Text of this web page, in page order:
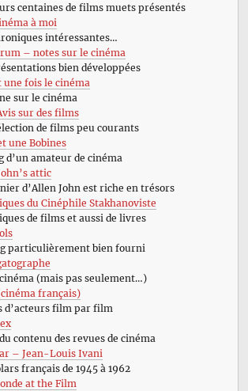
centaines de films muets présentés
à moi
intéressantes…
– notes sur le cinéma
bien développées
fois le cinéma
sur le cinéma
sur des films
de films peu courants
une Bobines
d’un amateur de cinéma
attic
d’Allen John est riche en trésors
du Cinéphile Stakhanoviste
de films et aussi de livres
particulièrement bien fourni
(mais pas seulement…)
français)
d’acteurs film par film
contenu des revues de cinéma
– Jean-Louis Ivani
français de 1945 à 1962
at the Film